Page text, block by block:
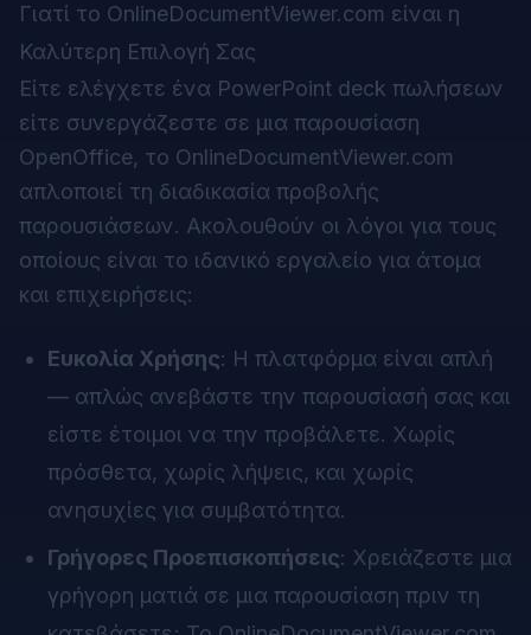
Γιατί το OnlineDocumentViewer.com είναι η
Καλύτερη Επιλογή Σας
Είτε ελέγχετε ένα PowerPoint deck πωλήσεων
είτε συνεργάζεστε σε μια παρουσίαση
OpenOffice, το OnlineDocumentViewer.com
απλοποιεί τη διαδικασία προβολής
παρουσιάσεων. Ακολουθούν οι λόγοι για τους
οποίους είναι το ιδανικό εργαλείο για άτομα
και επιχειρήσεις:
Ευκολία Χρήσης: Η πλατφόρμα είναι απλή
— απλώς ανεβάστε την παρουσίασή σας και
είστε έτοιμοι να την προβάλετε. Χωρίς
πρόσθετα, χωρίς λήψεις, και χωρίς
ανησυχίες για συμβατότητα.
Γρήγορες Προεπισκοπήσεις: Χρειάζεστε μια
γρήγορη ματιά σε μια παρουσίαση πριν τη